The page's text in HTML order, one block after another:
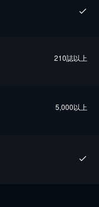
210誌以上
5,000以上